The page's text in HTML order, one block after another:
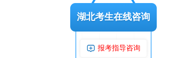
湖北考生在线咨询
报考指导咨询